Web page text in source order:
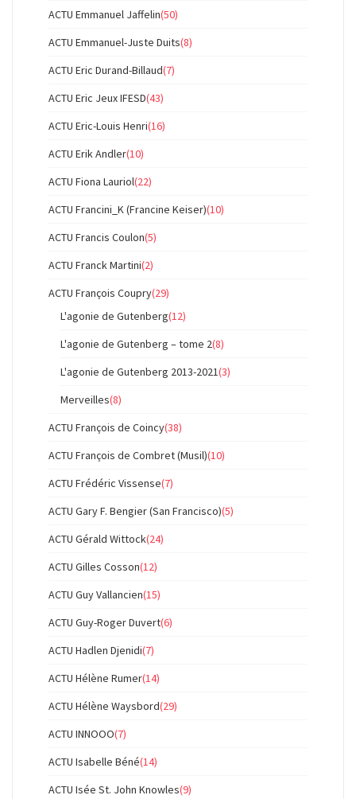
ACTU Emmanuel Jaffelin(50)
ACTU Emmanuel-Juste Duits(8)
ACTU Eric Durand-Billaud(7)
ACTU Eric Jeux IFESD(43)
ACTU Eric-Louis Henri(16)
ACTU Erik Andler(10)
ACTU Fiona Lauriol(22)
ACTU Francini_K (Francine Keiser)(10)
ACTU Francis Coulon(5)
ACTU Franck Martini(2)
ACTU François Coupry(29)
L'agonie de Gutenberg(12)
L'agonie de Gutenberg – tome 2(8)
L'agonie de Gutenberg 2013-2021(3)
Merveilles(8)
ACTU François de Coincy(38)
ACTU François de Combret (Musil)(10)
ACTU Frédéric Vissense(7)
ACTU Gary F. Bengier (San Francisco)(5)
ACTU Gérald Wittock(24)
ACTU Gilles Cosson(12)
ACTU Guy Vallancien(15)
ACTU Guy-Roger Duvert(6)
ACTU Hadlen Djenidi(7)
ACTU Hélène Rumer(14)
ACTU Hélène Waysbord(29)
ACTU INNOOO(7)
ACTU Isabelle Béné(14)
ACTU Isée St. John Knowles(9)